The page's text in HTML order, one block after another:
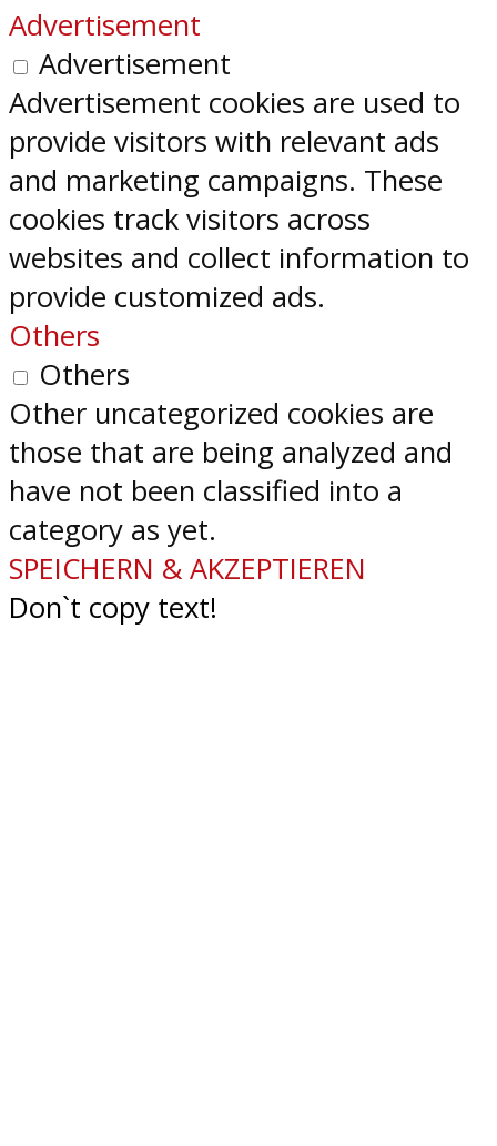
Advertisement
Advertisement
Advertisement cookies are used to
provide visitors with relevant ads
and marketing campaigns. These
cookies track visitors across
websites and collect information to
provide customized ads.
Others
Others
Other uncategorized cookies are
those that are being analyzed and
have not been classified into a
category as yet.
SPEICHERN & AKZEPTIEREN
Don`t copy text!